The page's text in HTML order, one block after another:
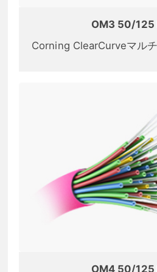
OM3 50/125
Corning ClearCurveマル
OM4 50/125